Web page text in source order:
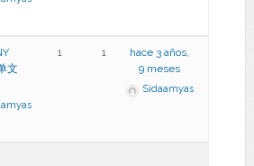
文
1 1
hace 3 años,
9 meses
Sidaamyas